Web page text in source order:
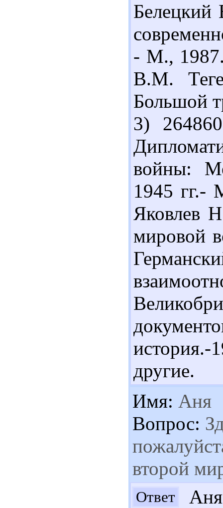
- М.,
В.М.
Большой
3)
войны:
1945 гг.-
Яковлев
мировой
другие.
Имя: Аня
Вопрос:
второй
Ответ